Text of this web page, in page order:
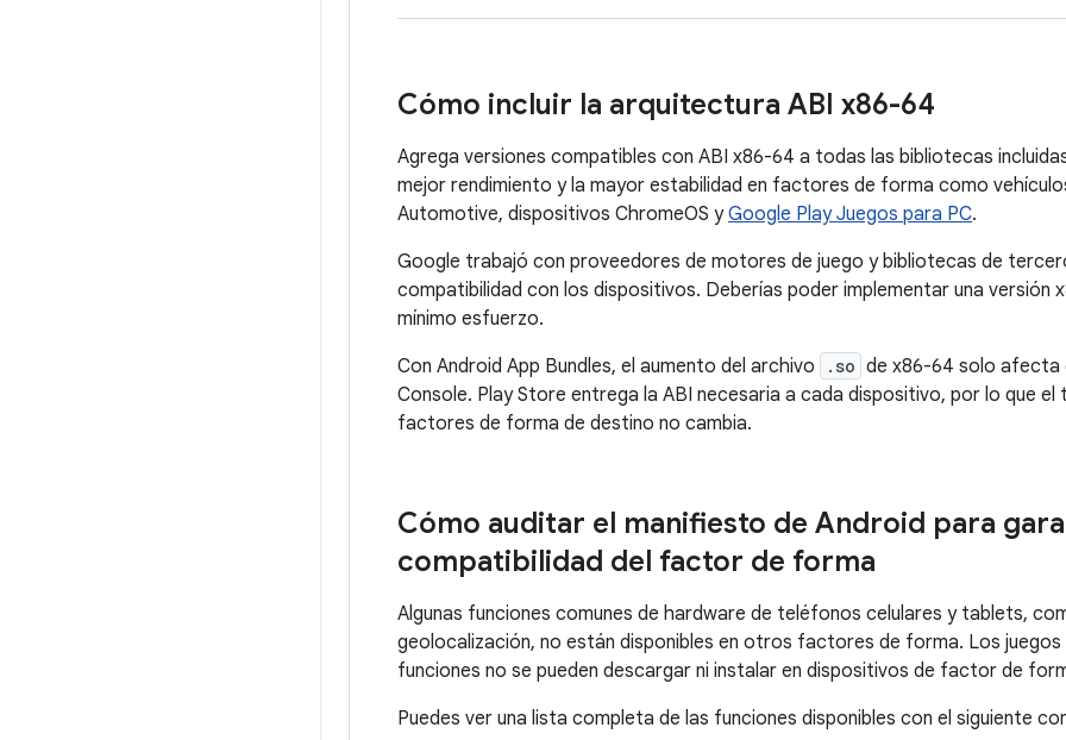
Cómo incluir la arquitectura ABI x86-64
Agrega versiones compatibles con ABI x86-64 a todas las bibliotecas
mejor rendimiento y la mayor estabilidad en factores de forma como
Automotive, dispositivos ChromeOS yGoogle Play Juegos para PC.
Google trabajó con proveedores de motores de juego y bibliotecas de
compatibilidad con los dispositivos. Deberías poder implementar una versión
mínimo esfuerzo.
Con Android App Bundles, el aumento del archivo
.so de x86-64 solo afecta
Console. Play Store entrega la ABI necesaria a cada dispositivo, por lo que el
factores de forma de destino no cambia.
Cómo auditar el manifiesto de Android para
compatibilidad del factor de forma
Algunas funciones comunes de hardware de teléfonos celulares y tablets,
geolocalización, no están disponibles en otros factores de forma. Los juegos
funciones no se pueden descargar ni instalar en dispositivos de factor de
Puedes ver una lista completa de las funciones disponibles con el siguiente